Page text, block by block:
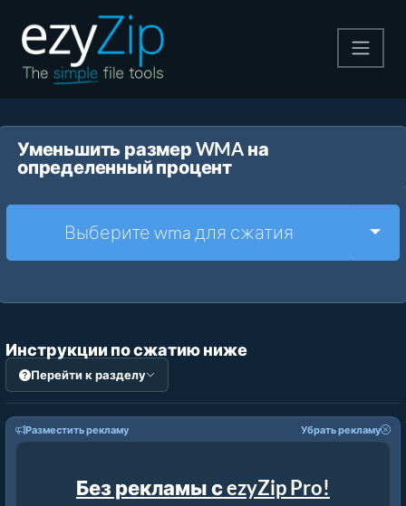
Pаспаковывайте
Другие инструменты
Уменьшить размер WMA на
определенный процент
Выберите wma для сжатия
Инструкции по сжатию ниже
Перейти к разделу
Разместить рекламу Убрать рекламу
Без рекламы с ezyZip Pro!